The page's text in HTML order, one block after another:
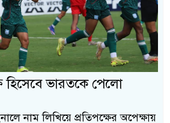
হিসেবে ভারতকে পেলো
নাম লিখিয়ে প্রতিপক্ষের অপেক্ষায়